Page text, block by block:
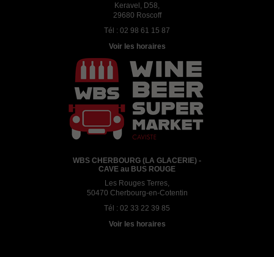
Keravel, D58,
29680 Roscoff
Tél : 02 98 61 15 87
Voir les horaires
WBS CHERBOURG (LA GLACERIE) -
CAVE au BUS ROUGE
Les Rouges Terres,
50470 Cherbourg-en-Cotentin
Tél : 02 33 22 39 85
Voir les horaires